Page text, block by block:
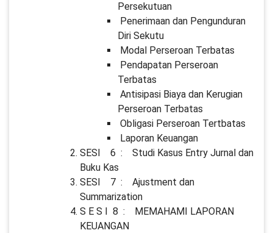
Persekutuan
Penerimaan dan Pengunduran
Diri Sekutu
Modal Perseroan Terbatas
Pendapatan Perseroan
Terbatas
Antisipasi Biaya dan Kerugian
Perseroan Terbatas
Obligasi Perseroan Tertbatas
Laporan Keuangan
SESI 6 : Studi Kasus Entry Jurnal dan
Buku Kas
SESI 7 : Ajustment dan
Summarization
S E S I 8 : MEMAHAMI LAPORAN
KEUANGAN